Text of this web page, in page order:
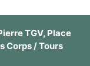
TGV, Place
Corps / Tours